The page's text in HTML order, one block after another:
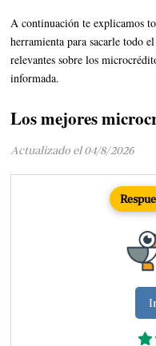
A continuación te explicamos
herramienta para sacarle todo
relevantes sobre los
informada.
Los mejores
Actualizado el 04/8/2026